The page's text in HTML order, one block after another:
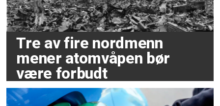
Tre av fire nordmenn
mener atomvåpen bør
være forbudt